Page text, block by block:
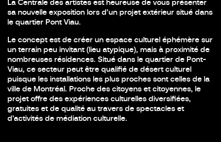
La Centrale des artistes est heureuse de vous présenter
sa nouvelle exposition lors d’un projet extérieur situé dans
le quartier Pont Viau.
Le concept est de créer un espace culturel éphémère sur
un terrain peu invitant (lieu atypique), mais à proximité de
nombreuses résidences. Situé dans le quartier de Pont-
Viau, ce secteur peut être qualifié de désert culturel
puisque les installations les plus proches sont celles de la
ville de Montréal. Proche des citoyens et citoyennes, le
projet offre des expériences culturelles diversifiées,
gratuites et de qualité au travers de spectacles et
d’activités de médiation culturelle.